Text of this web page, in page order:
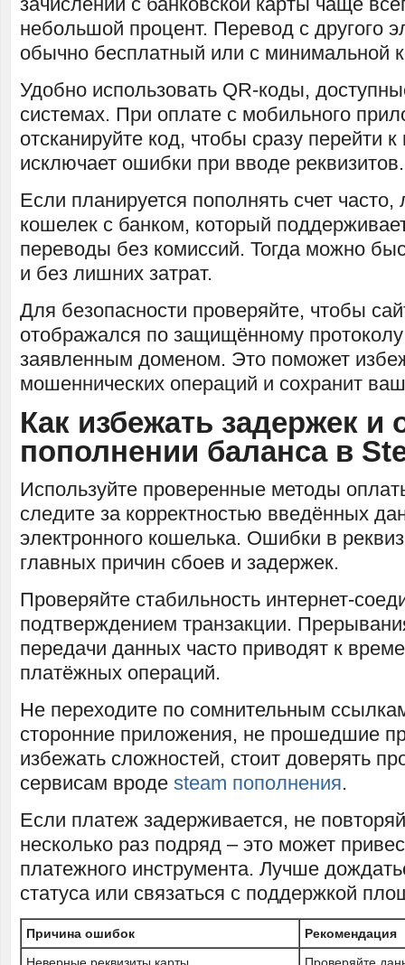
небольшой процент. Перевод с другого
обычно бесплатный или с минимальной
Удобно использовать QR-коды,
системах. При оплате с мобильного
отсканируйте код, чтобы сразу перейти
исключает ошибки при вводе реквизитов.
Если планируется пополнять счет часто,
кошелек с банком, который
переводы без комиссий. Тогда можно
и без лишних затрат.
Для безопасности проверяйте, чтобы
отображался по защищённому
заявленным доменом. Это поможет
мошеннических операций и сохранит
Как избежать задержек и
пополнении баланса в
Используйте проверенные методы
следите за корректностью введённых
электронного кошелька. Ошибки в
главных причин сбоев и задержек.
Проверяйте стабильность интернет-
подтверждением транзакции.
передачи данных часто приводят к
платёжных операций.
Не переходите по сомнительным
сторонние приложения, не прошедшие
избежать сложностей, стоит доверять
сервисам вроде steam пополнения.
Если платеж задерживается, не
несколько раз подряд – это может
платежного инструмента. Лучше
статуса или связаться с поддержкой
Причина ошибок
Рекомендация